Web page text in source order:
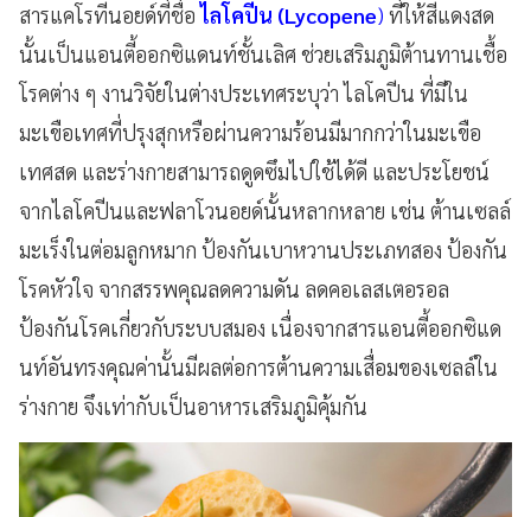
สารแคโรทีนอยด์ที่ชื่อ ไลโคปีน (Lycopene) ที่ให้สีแดงสด
นั้นเป็นแอนตี้ออกซิแดนท์ชั้นเลิศ ช่วยเสริมภูมิต้านทานเชื้อ
โรคต่าง ๆ งานวิจัยในต่างประเทศระบุว่า ไลโคปีน ที่มีใน
มะเขือเทศที่ปรุงสุกหรือผ่านความร้อนมีมากกว่าในมะเขือ
เทศสด และร่างกายสามารถดูดซึมไปใช้ได้ดี และประโยชน์
จากไลโคปีนและฟลาโวนอยด์นั้นหลากหลาย เช่น ต้านเซลล์
มะเร็งในต่อมลูกหมาก ป้องกันเบาหวานประเภทสอง ป้องกัน
โรคหัวใจ จากสรรพคุณลดความดัน ลดคอเลสเตอรอล
ป้องกันโรคเกี่ยวกับระบบสมอง เนื่องจากสารแอนตี้ออกซิแด
นท์อันทรงคุณค่านั้นมีผลต่อการต้านความเสื่อมของเซลล์ใน
ร่างกาย จึงเท่ากับเป็นอาหารเสริมภูมิคุ้มกัน